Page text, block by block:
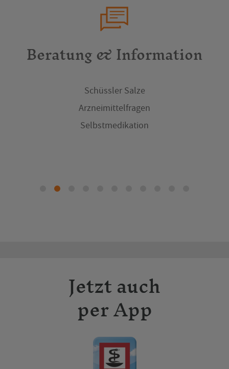
Beratung & Information
Schüssler Salze
Arzneimittelfragen
Selbstmedikation
Jetzt auch
per App